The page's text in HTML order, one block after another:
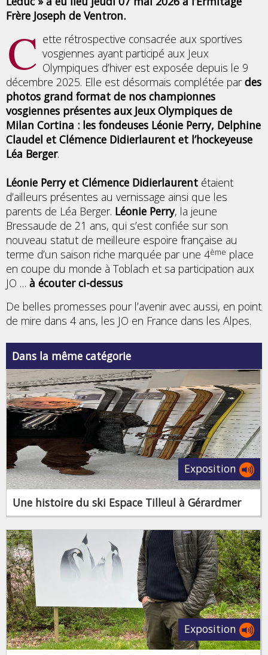
Frère Joseph de Ventron.
C ette rétrospective consacrée aux sportives
vosgiennes ayant participé aux Jeux
Olympiques d’hiver est exposée depuis le 9
décembre 2025. Elle est désormais complétée par des
photos grand format de nos championnes
vosgiennes présentes aux Jeux Olympiques de
Milan Cortina : les fondeuses Léonie Perry, Delphine
Claudel et Clémence Didierlaurent et l’hockeyeuse
Léa Berger.
Léonie Perry et Clémence Didierlaurent étaient
d’ailleurs présentes au vernissage ainsi que les
parents de Léa Berger. Léonie Perry, la jeune
Bressaude de 21 ans, qui s’est confiée sur son
nouveau statut de meilleure espoire française au
terme d’un saison riche marquée par une 4ème place
en coupe du monde à Toblach et sa participation aux
JO … à écouter ci-dessus
De belles promesses pour l’avenir avec aussi, en point
de mire dans 4 ans, les JO en France dans les Alpes.
Dans la même catégorie
Exposition
Une histoire du ski Espace Tilleul à Gérardmer
Exposition